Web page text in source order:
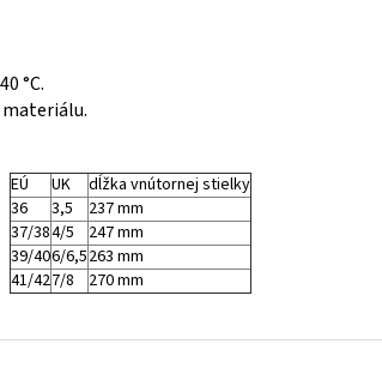
°C.
EÚ UK
dĺžka vnútornej stielky
36
3,5
237 mm
37/384/5
247 mm
39/406/6,5263 mm
41/427/8 270 mm